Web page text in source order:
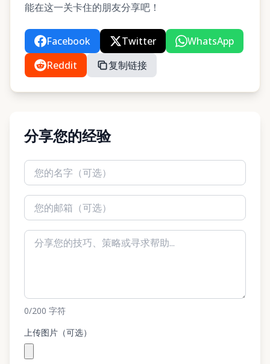
能在这一关卡住的朋友分享吧！
Facebook Twitter
WhatsApp
Reddit
复制链接
分享您的经验
0/200 字符
上传图片（可选）